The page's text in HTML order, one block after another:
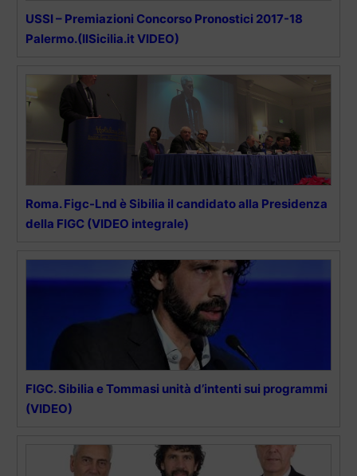
USSI – Premiazioni Concorso Pronostici 2017-18
Palermo.(IlSicilia.it VIDEO)
Roma. Figc-Lnd è Sibilia il candidato alla Presidenza
della FIGC (VIDEO integrale)
FIGC. Sibilia e Tommasi unità d’intenti sui programmi
(VIDEO)